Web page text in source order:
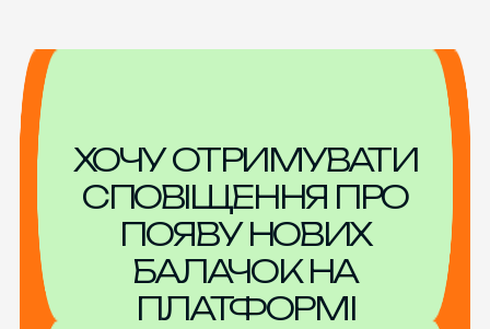
ХОЧУ ОТРИМУВАТИ
СПОВІЩЕННЯ ПРО
ПОЯВУ НОВИХ
БАЛАЧОК НА
ПЛАТФОРМІ